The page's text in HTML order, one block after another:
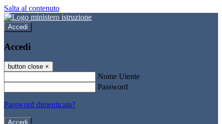
Salta al contenuto
Accedi
Accedi
button close ×
Nome Utente
Password
Password dimenticata?